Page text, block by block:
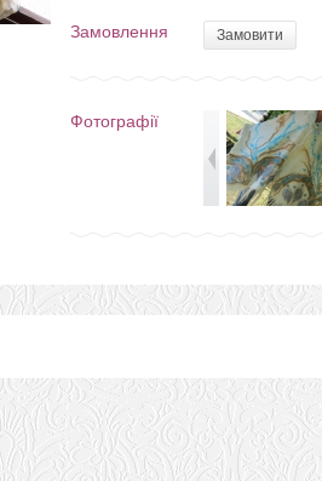
Замовлення Замовити
Фотографії